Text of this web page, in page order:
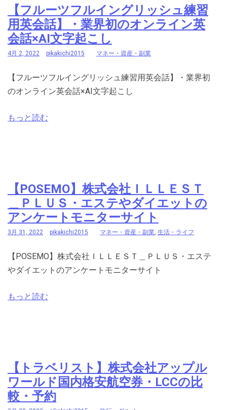
【フルーツフルイングリッシュ練習
用英会話】・業界初のオンライン英
会話×AI文字起こし
4月 2, 2022 pikakichi2015 マネー・資産・副業
【フルーツフルイングリッシュ練習用英会話】・業界初
のオンライン英会話×AI文字起こし
もっと読む
【POSEMO】株式会社ＩＬＬＥＳＴ
＿ＰＬＵＳ・エステやダイエットの
アンケートモニターサイト
3月 31, 2022 pikakichi2015 マネー・資産・副業, 生活・ライフ
【POSEMO】株式会社ＩＬＬＥＳＴ＿ＰＬＵＳ・エステ
やダイエットのアンケートモニターサイト
もっと読む
【トラベリスト】株式会社アップル
ワールド国内格安航空券・LCCの比
較・予約